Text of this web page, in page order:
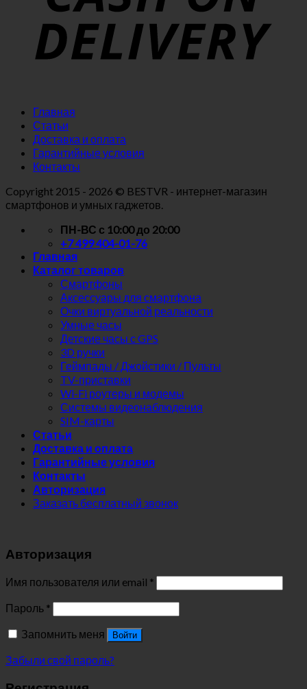
Главная
Статьи
Доставка и оплата
Гарантийные условия
Контакты
Copyright 2015 - 2026 © BESTVR - интернет-магазин
смартфонов и умных гаджетов.
ПН-ВС с 10:00 до 20:00
+7 499 404-01-76
Главная
Каталог товаров
Смартфоны
Аксессуары для смартфона
Очки виртуальной реальности
Умные часы
Детские часы с GPS
3D ручки
Геймпады / Джойстики / Пульты
TV-приставки
Wi-Fi роутеры и модемы
Системы видеонаблюдения
SIM-карты
Статьи
Доставка и оплата
Гарантийные условия
Контакты
Авторизация
Заказать бесплатный звонок
Авторизация
Имя пользователя или email *
Пароль *
Запомнить меня
Войти
Забыли свой пароль?